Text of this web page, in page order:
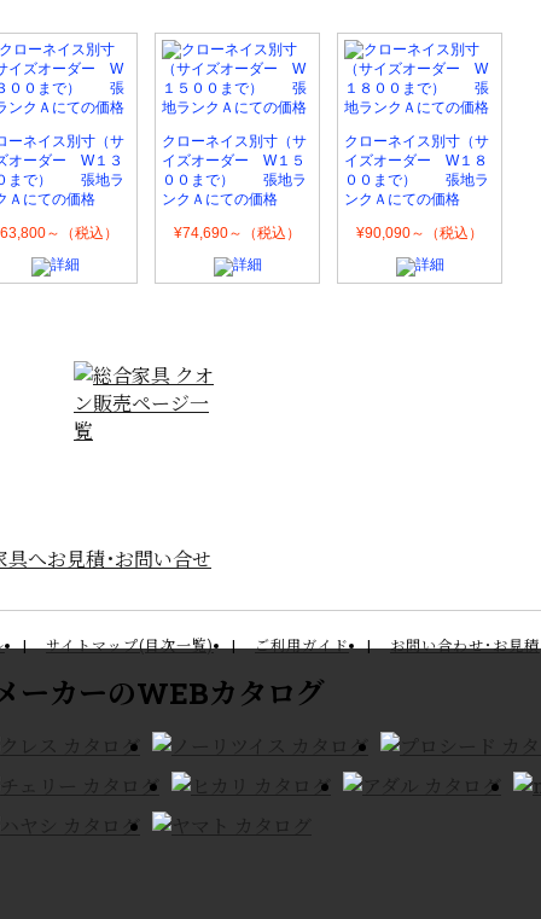
ーネイス別寸（サ
オーダー W１３
まで） 張地ラ
Ａにての価格
～（税込）
クローネイス別寸（サ
イズオーダー W１５
００まで） 張地ラ
ンクＡにての価格
¥74,690～（税込）
クローネイス別寸（サ
イズオーダー W１８
００まで） 張地ラ
ンクＡにての価格
¥90,090～（税込）
サイトマップ(目次一覧) ご利用ガイド お問い合わせ･お見積